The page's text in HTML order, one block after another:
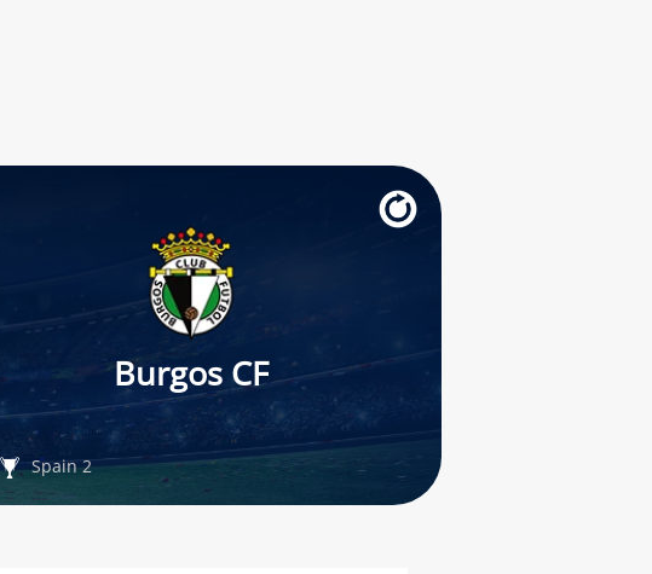
Burgos CF
Spain 2